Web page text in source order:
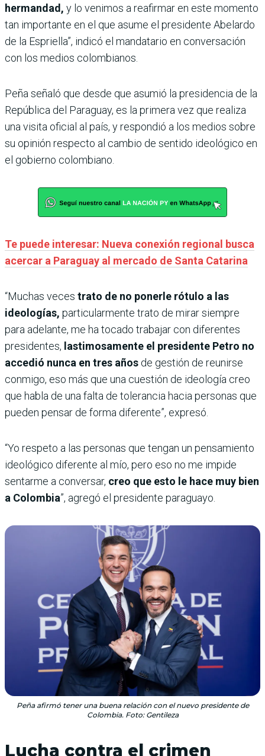
hermandad, y lo venimos a reafirmar en este momento
tan importante en el que asume el presidente Abelardo
de la Espriella”, indicó el mandatario en conversación
con los medios colombianos.
Peña señaló que desde que asumió la presidencia de la
República del Paraguay, es la primera vez que realiza
una visita oficial al país, y respondió a los medios sobre
su opinión respecto al cambio de sentido ideológico en
el gobierno colombiano.
Te puede interesar: Nueva conexión regional busca
acercar a Paraguay al mercado de Santa Catarina
“Muchas veces trato de no ponerle rótulo a las
ideologías, particularmente trato de mirar siempre
para adelante, me ha tocado trabajar con diferentes
presidentes, lastimosamente el presidente Petro no
accedió nunca en tres años de gestión de reunirse
conmigo, eso más que una cuestión de ideología creo
que habla de una falta de tolerancia hacia personas que
pueden pensar de forma diferente”, expresó.
“Yo respeto a las personas que tengan un pensamiento
ideológico diferente al mío, pero eso no me impide
sentarme a conversar, creo que esto le hace muy bien
a Colombia”, agregó el presidente paraguayo.
Peña afirmó tener una buena relación con el nuevo presidente de
Colombia. Foto: Gentileza
Lucha contra el crimen